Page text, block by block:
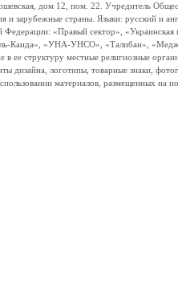
дом 12, пом. 22. Учредитель
и зарубежные страны. Языки: русский и
Федерации: «Правый сектор»,
Каида», «УНА-УНСО», «Талибан»,
ее структуру местные религиозные
дизайна, логотипы, товарные знаки,
материалов, размещенных на